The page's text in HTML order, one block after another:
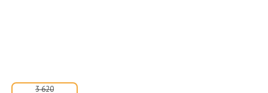
3 620